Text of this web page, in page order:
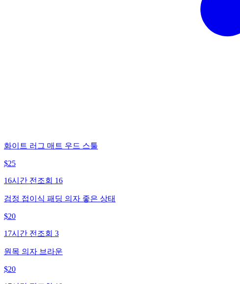
화이트 러그 매트 우드 스툴
$25
16시간 전 조회 16
검정 접이식 패딩 의자 좋은 상태
$20
17시간 전 조회 3
원목 의자 브라운
$20